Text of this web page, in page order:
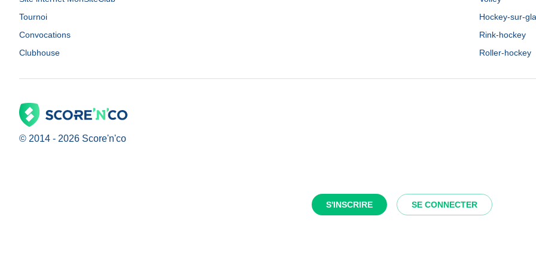
S'INSCRIRE SE CONNECTER
Tournoi
Convocations
Clubhouse
Hockey-sur-
Rink-hockey
Roller-hockey
© 2014 - 2026 Score'n'co